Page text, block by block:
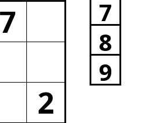
7
2
7
8
9